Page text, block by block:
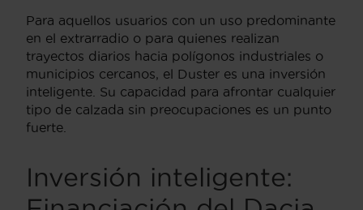
Para aquellos usuarios con un uso predominante
en el extrarradio o para quienes realizan
trayectos diarios hacia polígonos industriales o
municipios cercanos, el Duster es una inversión
inteligente. Su capacidad para afrontar cualquier
tipo de calzada sin preocupaciones es un punto
fuerte.
Inversión inteligente: